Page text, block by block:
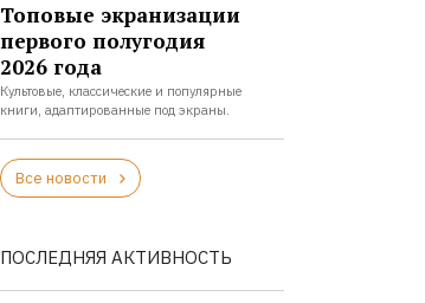
Топовые экранизации
первого полугодия
2026 года
Культовые, классические и популярные
книги, адаптированные под экраны.
Все новости
ПОСЛЕДНЯЯ АКТИВНОСТЬ